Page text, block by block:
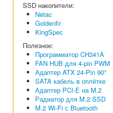
SSD накопители:
Netac
Goldenfir
KingSpec
Полезное:
Программатор CH341A
FAN HUB для 4-pin PWM
Адаптер ATX 24-Pin 90°
SATA кабель в оплётке
Адаптер PCI-E на M.2
Радиатор для M.2 SSD
M.2 Wi-Fi с Bluetooth